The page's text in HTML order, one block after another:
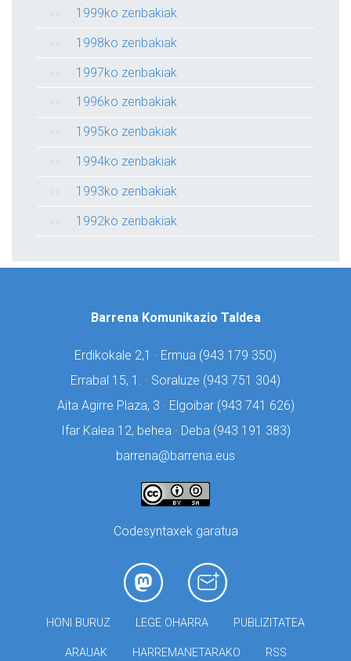
1999ko zenbakiak
1998ko zenbakiak
1997ko zenbakiak
1996ko zenbakiak
1995ko zenbakiak
1994ko zenbakiak
1993ko zenbakiak
1992ko zenbakiak
Barrena Komunikazio Taldea
Erdikokale 2,1 · Ermua (943 179 350)
Errabal 15, 1. · Soraluze (943 751 304)
Aita Agirre Plaza, 3 · Elgoibar (943 741 626)
Ifar Kalea 12, behea · Deba (943 191 383)
barrena@barrena.eus
Codesyntaxek garatua
HONI BURUZ LEGE OHARRA PUBLIZITATEA
ARAUAK HARREMANETARAKO RSS